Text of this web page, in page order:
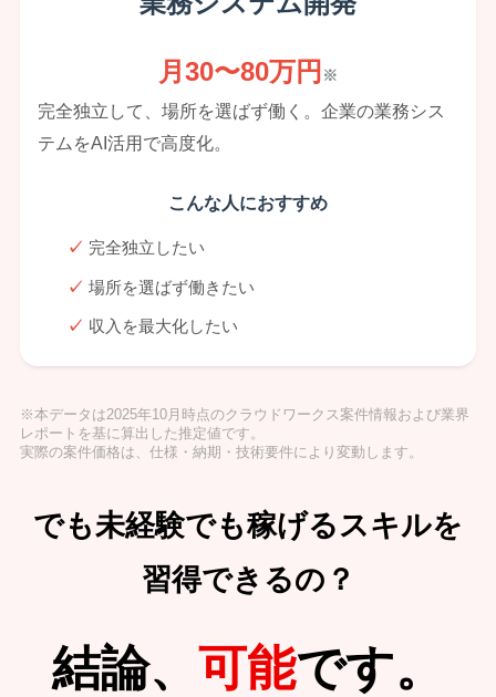
月30〜80万円 ※
完全独立して、場所を選ばず働く。企業の業務シス
テムをAI活用で高度化。
こんな人におすすめ
完全独立したい
場所を選ばず働きたい
収入を最大化したい
※本データは2025年10月時点のクラウドワークス案件情報および業界
レポートを基に算出した推定値です。
実際の案件価格は、仕様・納期・技術要件により変動します。
でも未経験でも稼げるスキルを
習得できるの？
結論、 可能です。